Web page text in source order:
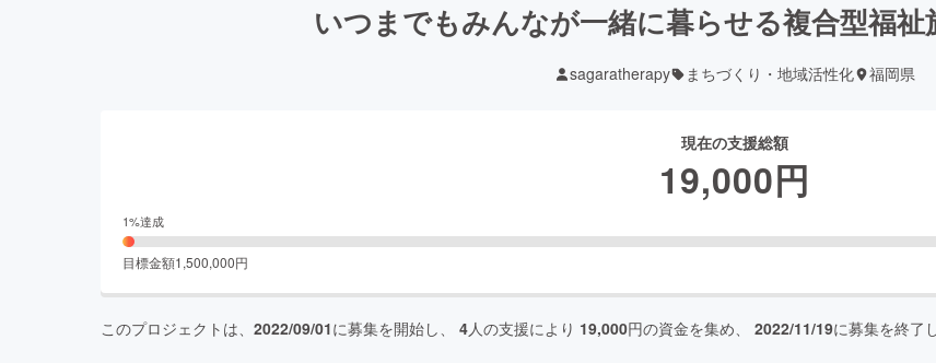
いつまでもみんなが一緒に暮らせる複合型福祉
sagaratherapy まちづくり・地域活性化 福岡県
現在の支援総額
19,000円
1%達成
目標金額1,500,000円
このプロジェクトは、 2022/09/01に募集を開始し、 4人の支援により 19,000円の資金を集め、 2022/11/19に募集を終了